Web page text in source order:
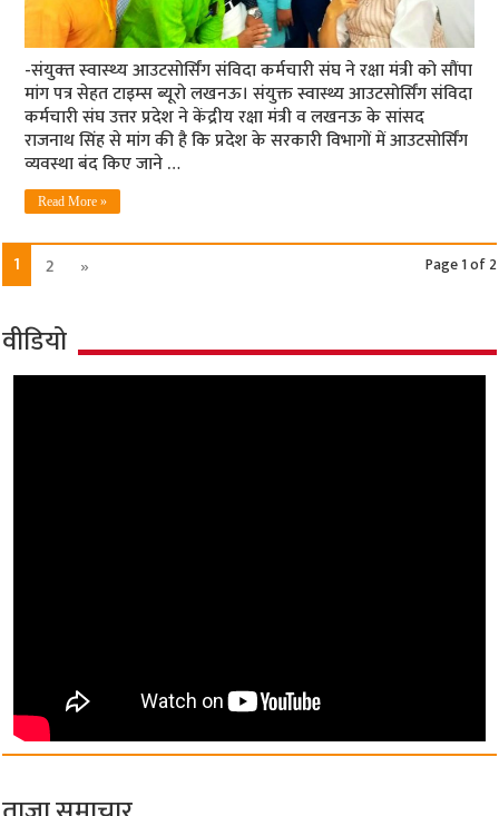
-संयुक्‍त स्‍वास्‍थ्‍य आउटसोर्सिंग संविदा कर्मचारी संघ ने रक्षा मंत्री को सौंपा
मांग पत्र सेहत टाइम्‍स ब्‍यूरो लखनऊ। संयुक्त स्वास्थ्य आउटसोर्सिंग संविदा
कर्मचारी संघ उत्तर प्रदेश ने केंद्रीय रक्षा मंत्री व लखनऊ के सांसद
राजनाथ सिंह से मांग की है कि‍ प्रदेश के सरकारी विभागों में आउटसोर्सिंग
व्यवस्था बंद किए जाने …
Read More »
Page 1 of 2
1 2 »
वीडियो